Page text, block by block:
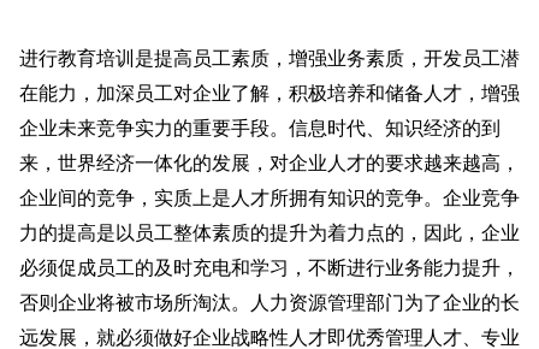
进行教育培训是提高员工素质，增强业务素质，开发员工潜
在能力，加深员工对企业了解，积极培养和储备人才，增强
企业未来竞争实力的重要手段。信息时代、知识经济的到
来，世界经济一体化的发展，对企业人才的要求越来越高，
企业间的竞争，实质上是人才所拥有知识的竞争。企业竞争
力的提高是以员工整体素质的提升为着力点的，因此，企业
必须促成员工的及时充电和学习，不断进行业务能力提升，
否则企业将被市场所淘汰。人力资源管理部门为了企业的长
远发展，就必须做好企业战略性人才即优秀管理人才、专业